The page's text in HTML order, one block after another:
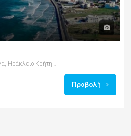
Γούβες, Κάτω Γουβες Αρίνα, Ηράκλειο Κρήτης.
Προβολή